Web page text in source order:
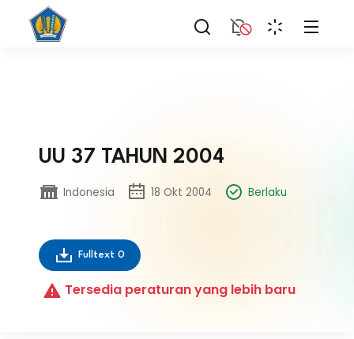
UU 37 TAHUN 2004
Indonesia 18 Okt 2004 Berlaku
Fulltext 0
Tersedia peraturan yang lebih baru